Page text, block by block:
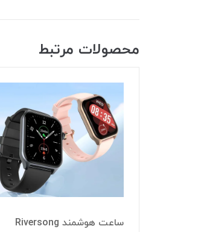
محصولات مرتبط
ساعت هوشمند Riversong